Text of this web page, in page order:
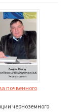
почвенного
черноземного